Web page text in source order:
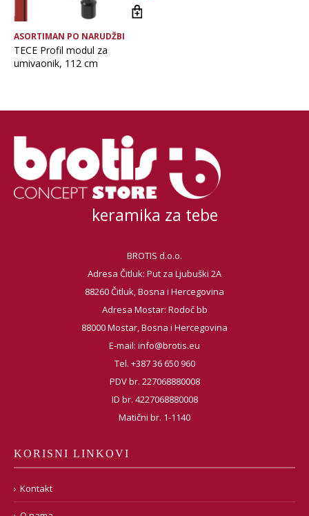
ASORTIMAN PO NARUDŽBI
TECE Profil modul za
umivaonik, 112 cm
keramika za tebe
BROTIS d.o.o.
Adresa Čitluk: Put za Ljubuški 2A
88260 Čitluk, Bosna i Hercegovina
Adresa Mostar: Rodoč bb
88000 Mostar, Bosna i Hercegovina
E-mail: info@brotis.eu
Tel. +387 36 650 960
PDV br. 227068880008
ID br. 4227068880008
Matični br. 1-1140
KORISNI LINKOVI
Kontakt